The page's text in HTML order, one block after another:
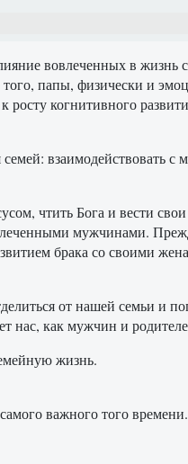
вовлеченных в жизнь
папы, физически и
когнитивного
взаимодействовать
чтить Бога и вести
мужчинами.
брака со своими
от нашей семьи
нас, как мужчин и
жизнь.
важного того